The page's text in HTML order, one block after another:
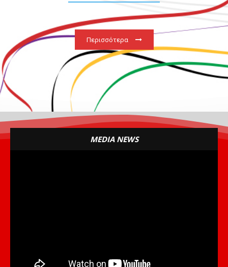
Περισσότερα
MEDIA NEWS